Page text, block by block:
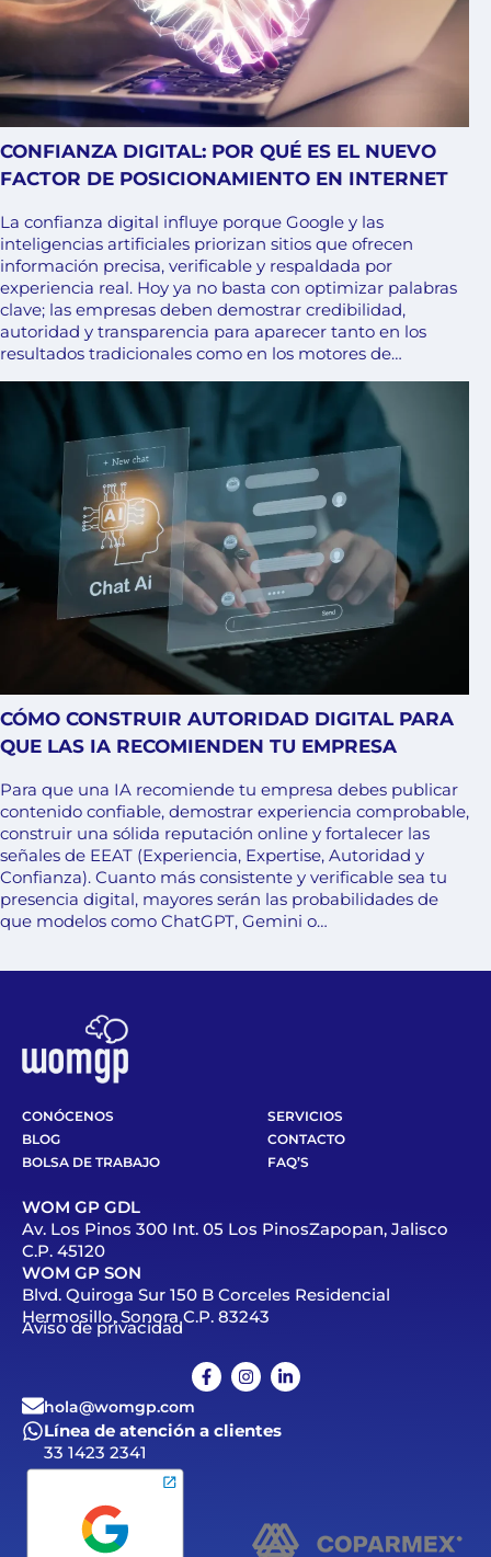
CONFIANZA DIGITAL: POR QUÉ ES EL NUEVO
FACTOR DE POSICIONAMIENTO EN INTERNET
La confianza digital influye porque Google y las
inteligencias artificiales priorizan sitios que ofrecen
información precisa, verificable y respaldada por
experiencia real. Hoy ya no basta con optimizar palabras
clave; las empresas deben demostrar credibilidad,
autoridad y transparencia para aparecer tanto en los
resultados tradicionales como en los motores de…
CÓMO CONSTRUIR AUTORIDAD DIGITAL PARA
QUE LAS IA RECOMIENDEN TU EMPRESA
Para que una IA recomiende tu empresa debes publicar
contenido confiable, demostrar experiencia comprobable,
construir una sólida reputación online y fortalecer las
señales de EEAT (Experiencia, Expertise, Autoridad y
Confianza). Cuanto más consistente y verificable sea tu
presencia digital, mayores serán las probabilidades de
que modelos como ChatGPT, Gemini o…
CONÓCENOS
SERVICIOS
BLOG
CONTACTO
BOLSA DE TRABAJO
FAQ’S
WOM GP GDL
Av. Los Pinos 300 Int. 05 Los PinosZapopan, Jalisco
C.P. 45120
WOM GP SON
Blvd. Quiroga Sur 150 B Corceles Residencial
Hermosillo, Sonora C.P. 83243
Aviso de privacidad
hola@womgp.com
Línea de atención a clientes
33 1423 2341